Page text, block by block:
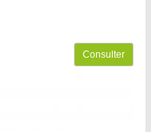
Consulter